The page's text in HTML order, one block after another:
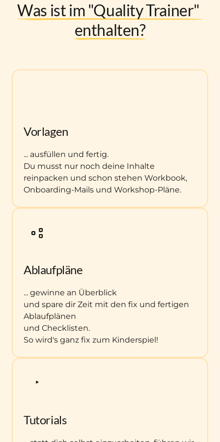
Was ist im "Quality
enthalten?
Vorlagen
... ausfüllen und fertig.
Du musst nur noch deine Inhalte
reinpacken und schon stehen Workbook,
Onboarding-Mails und Workshop-Pläne.
Ablaufpläne
... gewinne an Überblick
und spare dir Zeit mit den fix und fertigen
Ablaufplänen
und Checklisten.
So wird's ganz fix zum Kinderspiel!
Tutorials